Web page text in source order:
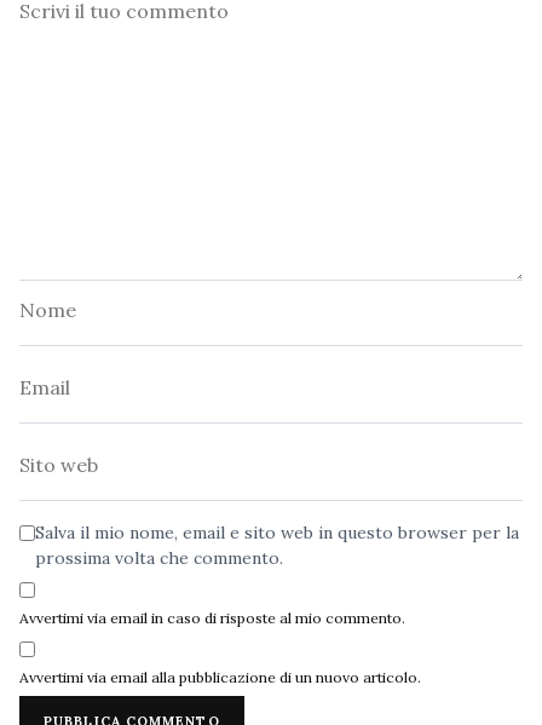
Commento
Salva il mio nome, email e sito web in questo browser per la
prossima volta che commento.
Avvertimi via email in caso di risposte al mio commento.
Avvertimi via email alla pubblicazione di un nuovo articolo.